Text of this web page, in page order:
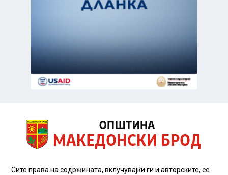
Сите права на содржината, вклучувајќи ги и авторските, се